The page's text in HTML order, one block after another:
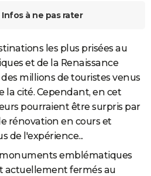
à ne pas rater
les plus prisées au
et de la Renaissance
millions de touristes venus
la cité. Cependant, en cet
pourraient être surpris par
rénovation en cours et
de l'expérience...
emblématiques
actuellement fermés au